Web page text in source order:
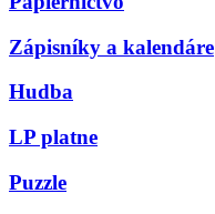
Zápisníky a kalendáre
Hudba
LP platne
Puzzle